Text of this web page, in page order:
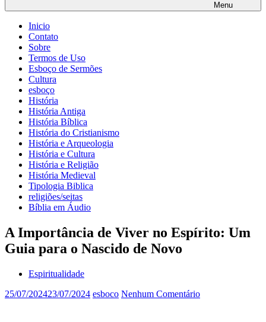
Menu
Inicio
Contato
Sobre
Termos de Uso
Esboço de Sermões
Cultura
esboço
História
História Antiga
História Bíblica
História do Cristianismo
História e Arqueologia
História e Cultura
História e Religião
História Medieval
Tipologia Biblica
religiões/seitas
Bíblia em Áudio
A Importância de Viver no Espírito: Um
Guia para o Nascido de Novo
Espiritualidade
25/07/202423/07/2024 esboco Nenhum Comentário